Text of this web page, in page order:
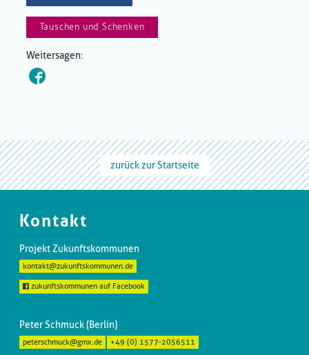
Tauschen und Schenken
Weitersagen:
zurück zur Startseite
Kontakt
Projekt Zukunftskommunen
kontakt@zukunftskommunen.de
zukunftskommunen auf Facebook
Peter Schmuck (Berlin)
peterschmuck@gmx.de +49 (0) 1577-2056511